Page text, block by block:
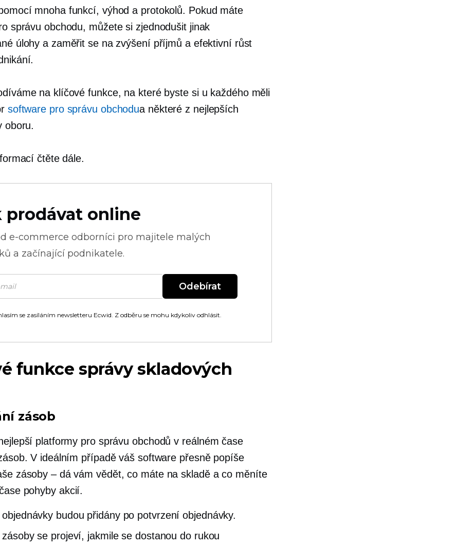
mnoha funkcí, výhod a protokolů. Pokud máte
správu obchodu, můžete si zjednodušit jinak
úlohy a zaměřit se na zvýšení příjmů a efektivní růst
na klíčové funkce, na které byste si u každého měli
software pro správu obchodua některé z nejlepších
oboru.
čtěte dále.
prodávat online
e-commerce odborníci pro majitele malých
a začínající podnikatele.
Odebírat
se zasíláním newsletteru Ecwid. Z odběru se mohu kdykoliv odhlásit.
funkce správy skladových
zásob
platformy pro správu obchodův reálném čase
V ideálním případě váš software přesně popíše
zásoby – dá vám vědět, co máte na skladě a co měníte
pohyby akcií.
budou přidány po potvrzení objednávky.
se projeví, jakmile se dostanou do rukou